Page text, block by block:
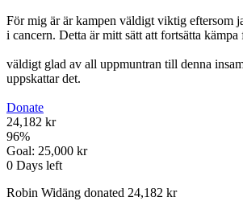
För mig är är kampen väldigt viktig eftersom
i cancern. Detta är mitt sätt att fortsätta kämpa
väldigt glad av all uppmuntran till denna
uppskattar det.
Donate
24,182 kr
96%
Goal: 25,000 kr
0 Days left
Robin Widäng donated 24,182 kr